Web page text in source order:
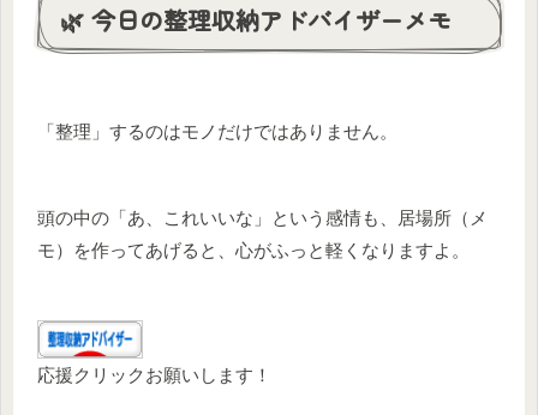
🌿 今日の整理収納アドバイザーメモ
「整理」するのはモノだけではありません。
頭の中の「あ、これいいな」という感情も、居場所（メ
モ）を作ってあげると、心がふっと軽くなりますよ。
応援クリックお願いします！